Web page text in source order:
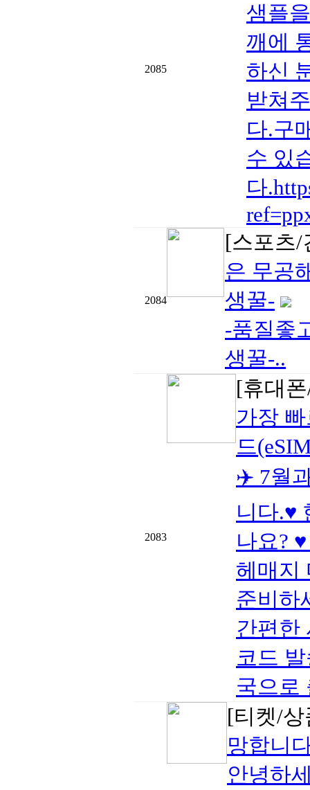
2085
샘플
깨에
하신
받쳐
다.구
수 있
다
2084
[스포츠
은 무공
생꿀-
-품질좋
생꿀-..
2083
[휴대
가장
드
✈️ 7월
니다.♥
나요?
헤매지
준비하
간편한
코드
국으로
[티켓/
망합니
안녕하